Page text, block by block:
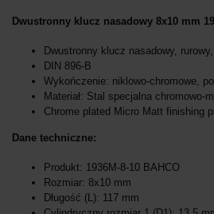
Dwustronny klucz nasadowy 8x10 mm
Dwustronny klucz nasadowy,
DIN 896-B
Wykończenie: niklowo-chromowe,
Materiał: Stal specjalna chromowo-
Chrome plated Micro Matt finishing
Dane techniczne:
Produkt: 1936M-8-10 BAHCO
Rozmiar: 8x10 mm
Długość (L): 117 mm